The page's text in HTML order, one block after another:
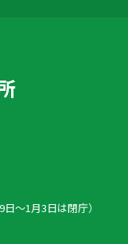
〜1月3日は閉庁）